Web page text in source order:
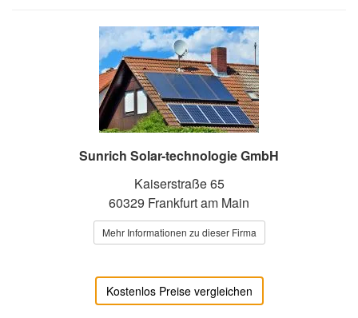
Sunrich Solar-technologie GmbH
Kaiserstraße 65
60329 Frankfurt am Main
Mehr Informationen zu dieser Firma
Kostenlos Preise vergleichen